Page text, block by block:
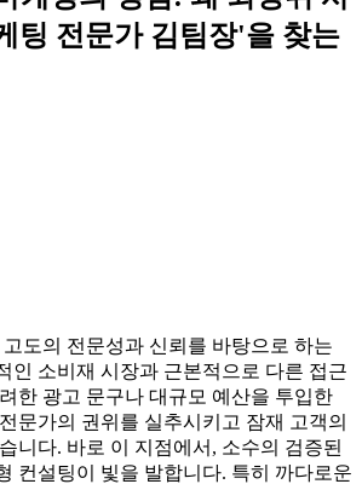
팅 전문가 김팀장'을 찾는
도의 전문성과 신뢰를 바탕으로 하는
인 소비재 시장과 근본적으로 다른 접근
한 광고 문구나 대규모 예산을 투입한
문가의 권위를 실추시키고 잠재 고객의
니다. 바로 이 지점에서, 소수의 검증된
컨설팅이 빛을 발합니다. 특히 까다로운